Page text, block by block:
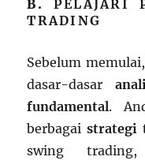
B. PELAJARI
TRADING
Sebelum
dasar-dasar
fundamental.
berbagaistrategi
swing